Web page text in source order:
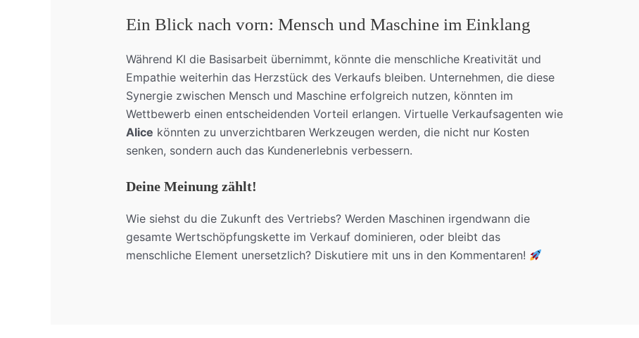
Ein Blick nach vorn: Mensch und Maschine im Einklang
Während KI die Basisarbeit übernimmt, könnte die menschliche Kreativität und
Empathie weiterhin das Herzstück des Verkaufs bleiben. Unternehmen, die diese
Synergie zwischen Mensch und Maschine erfolgreich nutzen, könnten im
Wettbewerb einen entscheidenden Vorteil erlangen. Virtuelle Verkaufsagenten wie
Alice könnten zu unverzichtbaren Werkzeugen werden, die nicht nur Kosten
senken, sondern auch das Kundenerlebnis verbessern.
Deine Meinung zählt!
Wie siehst du die Zukunft des Vertriebs? Werden Maschinen irgendwann die
gesamte Wertschöpfungskette im Verkauf dominieren, oder bleibt das
menschliche Element unersetzlich? Diskutiere mit uns in den Kommentaren!